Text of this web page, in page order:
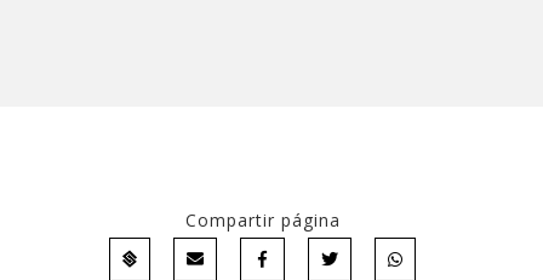
Compartir página